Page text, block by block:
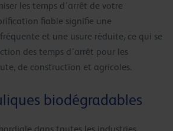
les temps d’arrêt de votre
fiable signifie une
et une usure réduite, ce qui se
des temps d’arrêt pour les
de construction et agricoles.
biodégradables